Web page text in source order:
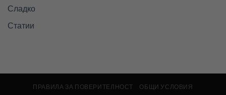
Сладко
Статии
ПРАВИЛА ЗА ПОВЕРИТЕЛНОСТ ОБЩИ УСЛОВИЯ